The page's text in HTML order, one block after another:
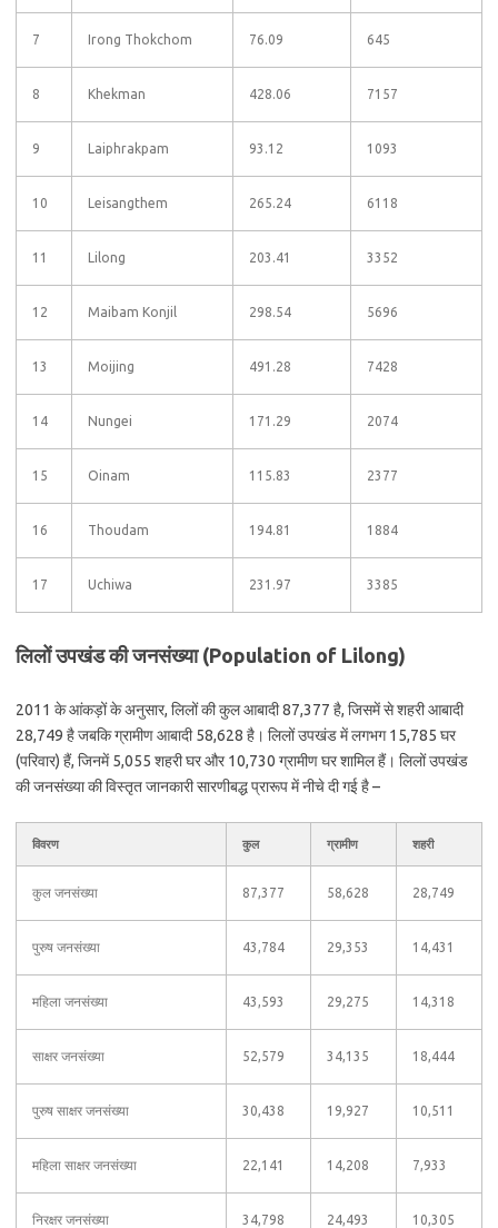
7 Irong Thokchom 76.09 645
8 Khekman 428.06 7157
9 Laiphrakpam 93.12 1093
10 Leisangthem 265.24 6118
11 Lilong 203.41 3352
12 Maibam Konjil 298.54 5696
13 Moijing 491.28 7428
14 Nungei 171.29 2074
15 Oinam 115.83 2377
16 Thoudam 194.81 1884
17 Uchiwa 231.97 3385
लिलों उपखंड की जनसंख्या (Population of Lilong)
2011 के आंकड़ों के अनुसार, लिलों की कुल आबादी 87,377 है, जिसमें से शहरी आबादी
28,749 है जबकि ग्रामीण आबादी 58,628 है। लिलों उपखंड में लगभग 15,785 घर
(परिवार) हैं, जिनमें 5,055 शहरी घर और 10,730 ग्रामीण घर शामिल हैं। लिलों उपखंड
की जनसंख्या की विस्तृत जानकारी सारणीबद्ध प्रारूप में नीचे दी गई है –
विवरण कुल ग्रामीण शहरी
कुल जनसंख्या 87,377 58,628 28,749
पुरुष जनसंख्या 43,784 29,353 14,431
महिला जनसंख्या 43,593 29,275 14,318
साक्षर जनसंख्या 52,579 34,135 18,444
पुरुष साक्षर जनसंख्या 30,438 19,927 10,511
महिला साक्षर जनसंख्या 22,141 14,208 7,933
निरक्षर जनसंख्या 34,798 24,493 10,305